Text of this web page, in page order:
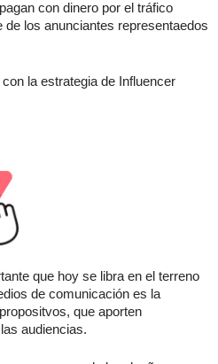
con dinero por el tráfico
de los anunciantes representaedos
la estrategia de Influencer
que hoy se libra en el terreno
de comunicación es la
que aporten
audiencias.